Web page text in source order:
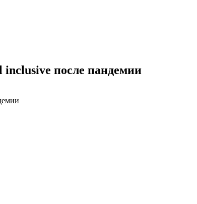
после пандемии